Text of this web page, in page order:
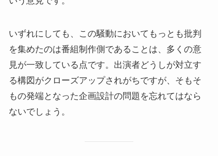
いずれにしても、この騒動においてもっとも批判
を集めたのは番組制作側であることは、多くの意
見が一致している点です。出演者どうしが対立す
る構図がクローズアップされがちですが、そもそ
もの発端となった企画設計の問題を忘れてはなら
ないでしょう。